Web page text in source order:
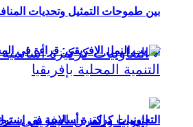
تهريب النمل الإفريقي: قراءة في
بين طموحات التمثيل وتحديات
التعاونيات كركيزة أساسية في